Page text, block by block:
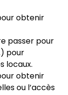
obtenir
passer pour
pour
locaux.
obtenir
ou l’accès